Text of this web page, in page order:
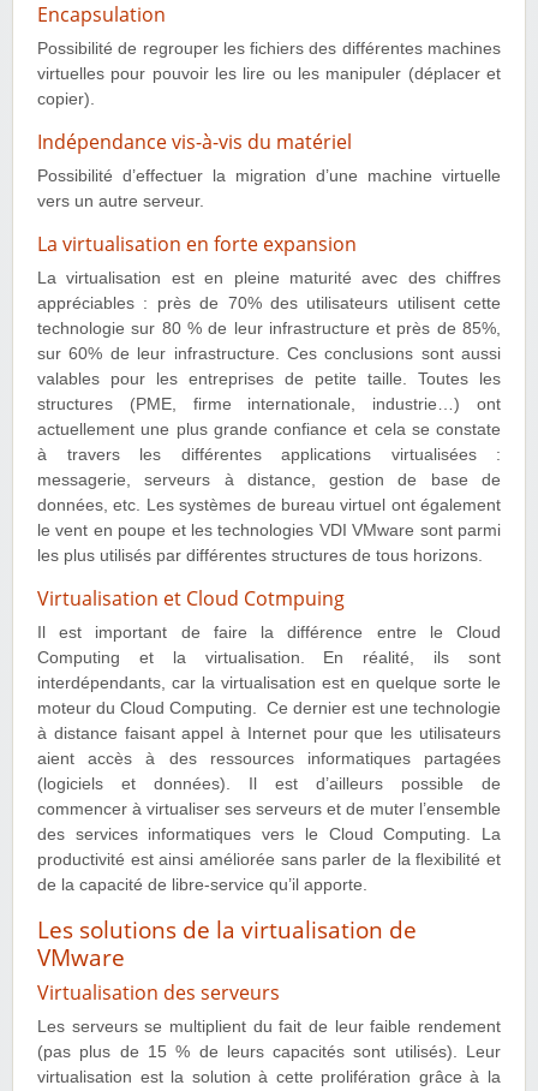
Encapsulation
Possibilité de regrouper les fichiers des différentes machines
virtuelles pour pouvoir les lire ou les manipuler (déplacer et
copier).
Indépendance vis-à-vis du matériel
Possibilité d’effectuer la migration d’une machine virtuelle
vers un autre serveur.
La virtualisation en forte expansion
La virtualisation est en pleine maturité avec des chiffres
appréciables : près de 70% des utilisateurs utilisent cette
technologie sur 80 % de leur infrastructure et près de 85%,
sur 60% de leur infrastructure. Ces conclusions sont aussi
valables pour les entreprises de petite taille. Toutes les
structures (PME, firme internationale, industrie…) ont
actuellement une plus grande confiance et cela se constate
à travers les différentes applications virtualisées :
messagerie, serveurs à distance, gestion de base de
données, etc. Les systèmes de bureau virtuel ont également
le vent en poupe et les technologies VDI VMware sont parmi
les plus utilisés par différentes structures de tous horizons.
Virtualisation et Cloud Cotmpuing
Il est important de faire la différence entre le Cloud
Computing et la virtualisation. En réalité, ils sont
interdépendants, car la virtualisation est en quelque sorte le
moteur du Cloud Computing. Ce dernier est une technologie
à distance faisant appel à Internet pour que les utilisateurs
aient accès à des ressources informatiques partagées
(logiciels et données). Il est d’ailleurs possible de
commencer à virtualiser ses serveurs et de muter l’ensemble
des services informatiques vers le Cloud Computing. La
productivité est ainsi améliorée sans parler de la flexibilité et
de la capacité de libre-service qu’il apporte.
Les solutions de la virtualisation de
VMware
Virtualisation des serveurs
Les serveurs se multiplient du fait de leur faible rendement
(pas plus de 15 % de leurs capacités sont utilisés). Leur
virtualisation est la solution à cette prolifération grâce à la